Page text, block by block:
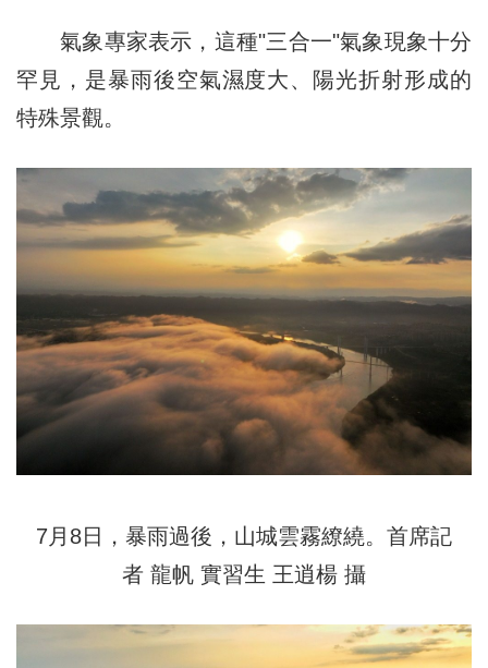
氣象專家表示，這種"三合一"氣象現象十分
罕見，是暴雨後空氣濕度大、陽光折射形成的
特殊景觀。
7月8日，暴雨過後，山城雲霧繚繞。首席記
者 龍帆 實習生 王逍楊 攝